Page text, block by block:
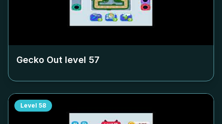
Gecko Out level 57
Level 58